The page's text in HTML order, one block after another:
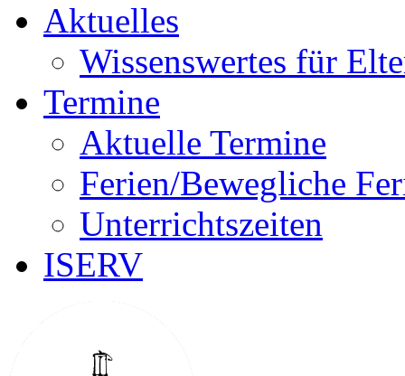
Aktuelles
Wissenswertes für
Termine
Aktuelle Termine
Ferien/Bewegliche
Unterrichtszeiten
ISERV